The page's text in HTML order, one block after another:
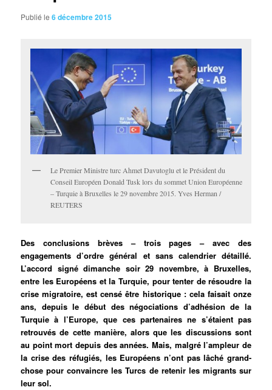
Publié le6 décembre 2015
Le Premier Ministre turc Ahmet Davutoglu et le Président du
Conseil Européen Donald Tusk lors du sommet Union Européenne
– Turquie à Bruxelles le 29 novembre 2015. Yves Herman /
REUTERS
Des conclusions brèves – trois pages – avec des
engagements d’ordre général et sans calendrier détaillé.
L’accord signé dimanche soir 29 novembre, à Bruxelles,
entre les Européens et la Turquie, pour tenter de résoudre la
crise migratoire, est censé être historique : cela faisait onze
ans, depuis le début des négociations d’adhésion de la
Turquie à l’Europe, que ces partenaires ne s’étaient pas
retrouvés de cette manière, alors que les discussions sont
au point mort depuis des années. Mais, malgré l’ampleur de
la crise des réfugiés, les Européens n’ont pas lâché grand-
chose pour convaincre les Turcs de retenir les migrants sur
leur sol.